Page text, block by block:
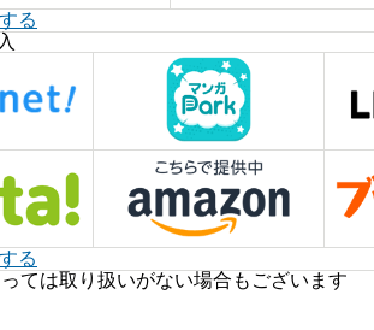
る
る
ては取り扱いがない場合もございます